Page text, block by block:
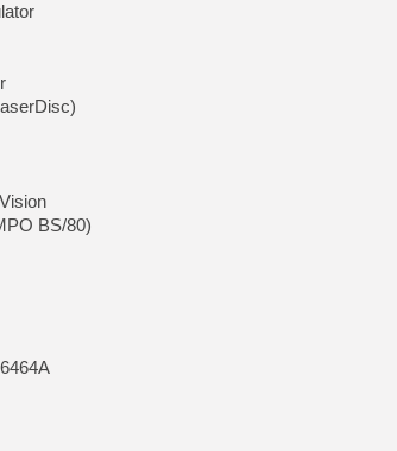
BS/80)